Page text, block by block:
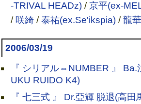
-TRIVAL HEADz)/京平(ex-
/ 咲綺/泰祐(ex.Se'ikspia)/龍
2006/03/19
『 シリアル⇔NUMBER 』 Ba.
UKU RUIDO K4)
『 七三式 』 Dr.亞輝 脱退(高田